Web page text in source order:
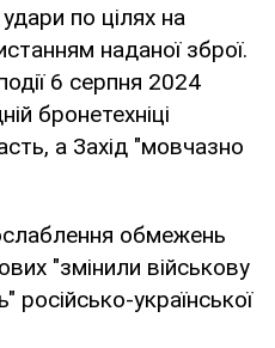
по цілях на
наданої зброї.
6 серпня 2024
бронетехніці
а Захід "мовчазно
обмежень
"змінили військову
російсько-української